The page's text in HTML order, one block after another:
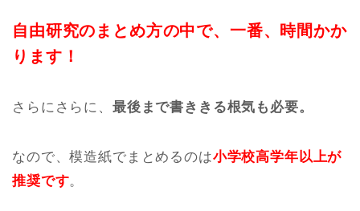
自由研究のまとめ方の中で、一番、時間かか
ります！
さらにさらに、 最後まで書ききる根気も必要。
なので、模造紙でまとめるのは小学校高学年以上が
推奨です。